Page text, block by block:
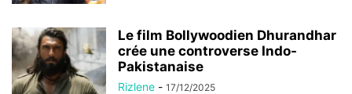
Le film Bollywoodien Dhurandhar
crée une controverse Indo-
Pakistanaise
Rizlene - 17/12/2025